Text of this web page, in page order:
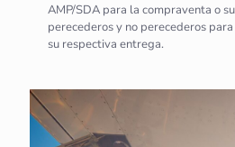
AMP/SDA para la compraventa o
perecederos y no perecederos
su respectiva entrega.